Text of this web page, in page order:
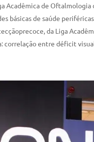
Acadêmica de Oftalmologia
básicas de saúde
da Liga
correlação entre déficit